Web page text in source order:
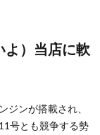
よ）当店に軟
ンが搭載され、
号とも競争する勢